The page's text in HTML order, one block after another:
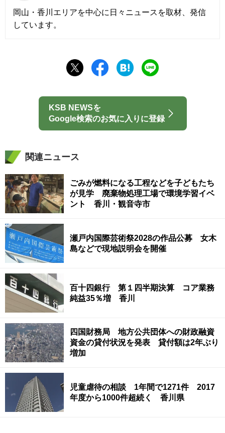
岡山・香川エリアを中心に日々ニュースを取材、発信
しています。
KSB NEWSを
Google検索のお気に入りに登録
関連ニュース
ごみが燃料になる工程などを子どもたち
が見学 廃棄物処理工場で環境学習イベ
ント 香川・観音寺市
瀬戸内国際芸術祭2028の作品公募 女木
島などで現地説明会を開催
百十四銀行 第１四半期決算 コア業務
純益35％増 香川
四国財務局 地方公共団体への財政融資
資金の貸付状況を発表 貸付額は2年ぶり
増加
児童虐待の相談 1年間で1271件 2017
年度から1000件超続く 香川県